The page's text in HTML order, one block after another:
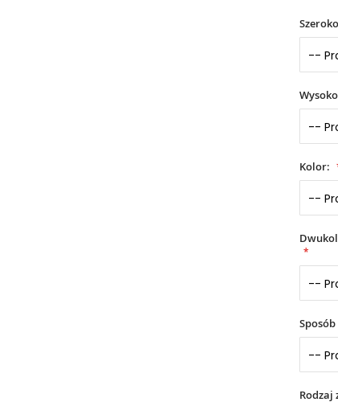
Kolor:
Rodzaj